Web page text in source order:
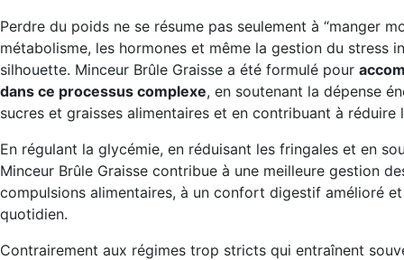
Perdre du poids ne se résume pas seulement à “manger
métabolisme, les hormones et même la gestion du stress
silhouette. Minceur Brûle Graisse a été formulé pour
dans ce processus complexe, en soutenant la dépense
sucres et graisses alimentaires et en contribuant à réduire
En régulant la glycémie, en réduisant les fringales et en
Minceur Brûle Graisse contribue à une meilleure gestion
compulsions alimentaires, à un confort digestif amélioré et
quotidien.
Contrairement aux régimes trop stricts qui entraînent